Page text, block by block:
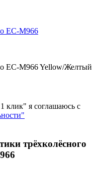
EC-M966
EC-M966 Yellow/Желтый
клик" я соглашаюсь с
трёхколёсного